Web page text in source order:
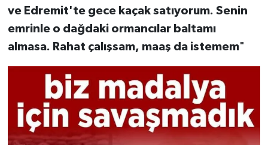
ve Edremit'te gece kaçak satıyorum. Senin
emrinle o dağdaki ormancılar baltamı
almasa. Rahat çalışsam, maaş da istemem"